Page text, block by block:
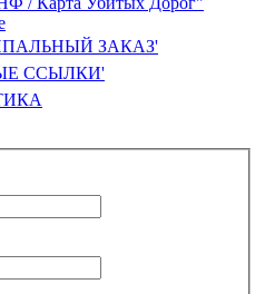
ЗАКАЗ'
ССЫЛКИ'